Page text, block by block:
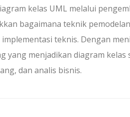
kelas UML melalui
bagaimana teknik
teknis. Dengan
menjadikan diagram kelas
dan analis bisnis.